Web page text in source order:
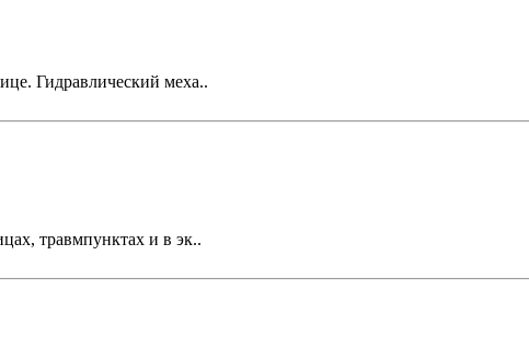
Гидравлический меха..
травмпунктах и в эк..